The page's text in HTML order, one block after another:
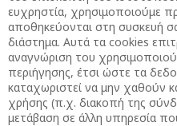
ευχρηστία, χρησιμοποιούμε
αποθηκεύονται στη συσκευή
διάστημα. Αυτά τα cookies
αναγνώριση του
περιήγησης, έτσι ώστε τα
καταχωριστεί να μην χαθούν
χρήσης (π.χ. διακοπή της
μετάβαση σε άλλη υπηρεσία